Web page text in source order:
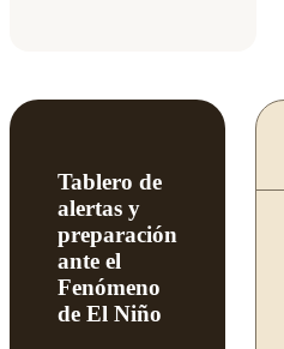
Tablero de
alertas y
preparación
ante el
Fenómeno
de El Niño